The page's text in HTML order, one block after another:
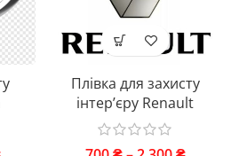
Плівка для захисту
інтер’єру Renault